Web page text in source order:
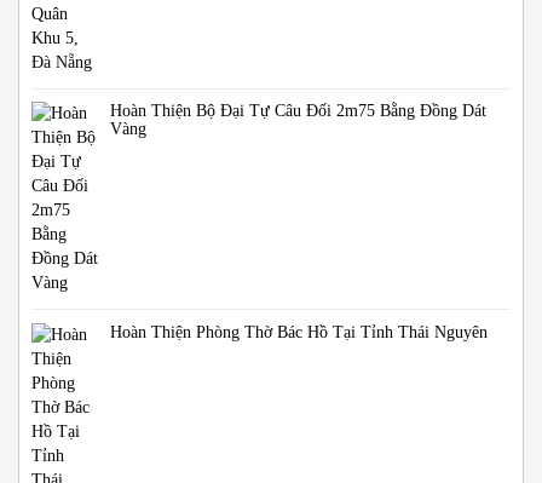
Hoàn Thiện Bộ Đại Tự Câu Đối 2m75 Bằng Đồng Dát
Vàng
Hoàn Thiện Phòng Thờ Bác Hồ Tại Tỉnh Thái Nguyên